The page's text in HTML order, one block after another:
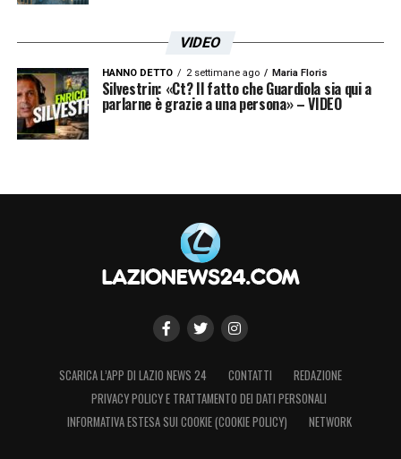
VIDEO
HANNO DETTO 2 settimane ago Maria Floris
Silvestrin: «Ct? Il fatto che Guardiola sia qui a
parlarne è grazie a una persona» – VIDEO
SCARICA L’APP DI LAZIO NEWS 24 CONTATTI
REDAZIONE
PRIVACY POLICY E TRATTAMENTO DEI DATI PERSONALI
INFORMATIVA ESTESA SUI COOKIE (COOKIE POLICY)
NETWORK